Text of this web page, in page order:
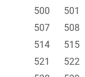
500
501
507
508
514
515
521
522